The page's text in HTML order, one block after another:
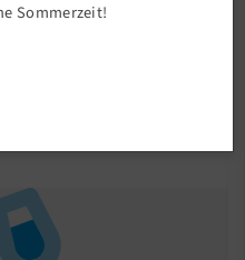
Sommerzeit!